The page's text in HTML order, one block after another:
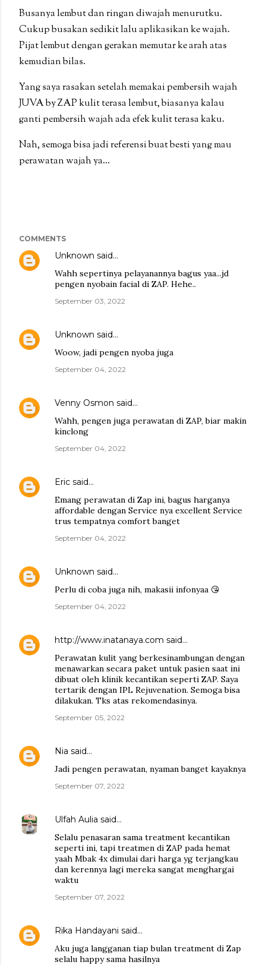
Busanya lembut dan ringan diwajah menurutku.
Cukup busakan sedikit lalu aplikasikan ke wajah.
Pijat lembut dengan gerakan memutar ke arah atas
kemudian bilas.
Yang saya rasakan setelah memakai pembersih wajah
JUVA by ZAP kulit terasa lembut, biasanya kalau
ganti pembersih wajah ada efek kulit terasa kaku.
Nah, semoga bisa jadi referensi buat besti yang mau
perawatan wajah ya...
COMMENTS
Unknown said…
Wahh sepertinya pelayanannya bagus yaa...jd
pengen nyobain facial di ZAP. Hehe..
September 03, 2022
Unknown said…
Woow, jadi pengen nyoba juga
September 04, 2022
Venny Osmon said…
Wahh, pengen juga perawatan di ZAP, biar makin
kinclong
September 04, 2022
Eric said…
Emang perawatan di Zap ini, bagus harganya
affordable dengan Service nya excellent Service
trus tempatnya comfort banget
September 04, 2022
Unknown said…
Perlu di coba juga nih, makasii infonyaa 😘
September 04, 2022
http://www.inatanaya.com said…
Perawatan kulit yang berkesinambungan dengan
menawarkan secara paket untuk pasien saat ini
dibuat oleh klinik kecantikan seperti ZAP. Saya
tertarik dengan IPL Rejuvenation. Semoga bisa
dilakukan. Tks atas rekomendasinya.
September 05, 2022
Nia said…
Jadi pengen perawatan, nyaman banget kayaknya
September 07, 2022
Ulfah Aulia said…
Selalu penasaran sama treatment kecantikan
seperti ini, tapi treatmen di ZAP pada hemat
yaah Mbak 4x dimulai dari harga yg terjangkau
dan kerennya lagi mereka sangat menghargai
waktu
September 07, 2022
Rika Handayani said…
Aku juga langganan tiap bulan treatment di Zap
selalu happy sama hasilnya